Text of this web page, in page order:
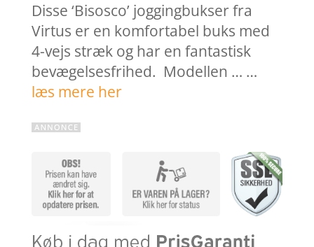
Disse ‘Bisosco’ joggingbukser fra
Virtus er en komfortabel buks med
4-vejs stræk og har en fantastisk
bevægelsesfrihed. Modellen … …
læs mere her